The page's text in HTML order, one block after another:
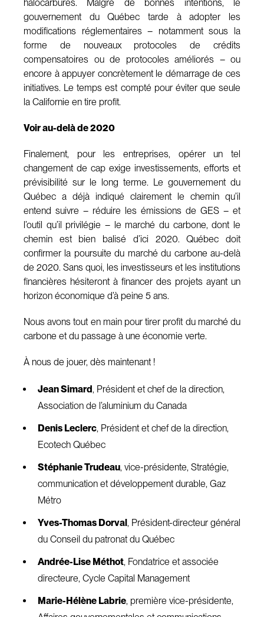
halocarbures. Malgré de bonnes intentions, le
gouvernement du Québec tarde à adopter les
modifications réglementaires – notamment sous la
forme de nouveaux protocoles de crédits
compensatoires ou de protocoles améliorés – ou
encore à appuyer concrètement le démarrage de ces
initiatives. Le temps est compté pour éviter que seule
la Californie en tire profit.
Voir au-delà de 2020
Finalement, pour les entreprises, opérer un tel
changement de cap exige investissements, efforts et
prévisibilité sur le long terme. Le gouvernement du
Québec a déjà indiqué clairement le chemin qu’il
entend suivre – réduire les émissions de GES – et
l’outil qu’il privilégie – le marché du carbone, dont le
chemin est bien balisé d’ici 2020. Québec doit
confirmer la poursuite du marché du carbone au-delà
de 2020. Sans quoi, les investisseurs et les institutions
financières hésiteront à financer des projets ayant un
horizon économique d’à peine 5 ans.
Nous avons tout en main pour tirer profit du marché du
carbone et du passage à une économie verte.
À nous de jouer, dès maintenant !
Jean Simard, Président et chef de la direction,
Association de l’aluminium du Canada
Denis Leclerc, Président et chef de la direction,
Ecotech Québec
Stéphanie Trudeau, vice-présidente, Stratégie,
communication et développement durable, Gaz
Métro
Yves-Thomas Dorval , Président-directeur général
du Conseil du patronat du Québec
Andrée-Lise Méthot, Fondatrice et associée
directeure, Cycle Capital Management
Marie-Hélène Labrie, première vice-présidente,